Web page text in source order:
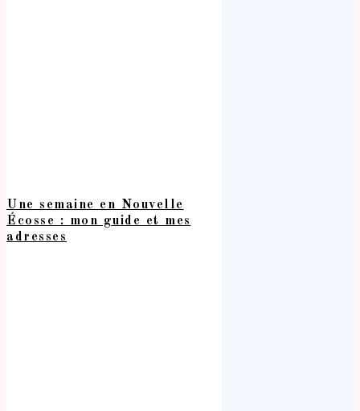
Une semaine en Nouvelle
Écosse : mon guide et mes
adresses